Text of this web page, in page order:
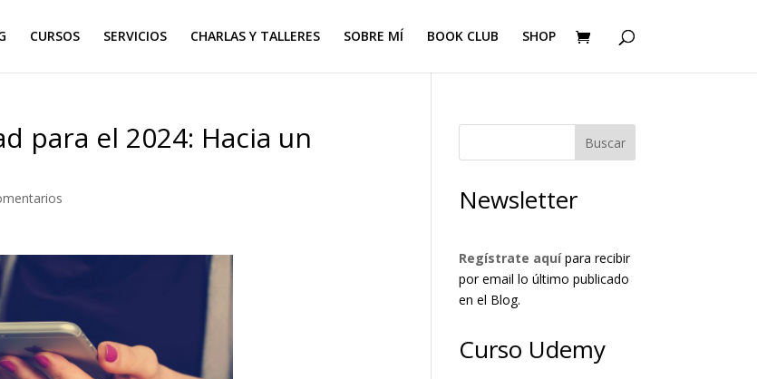
CURSOS SERVICIOS CHARLAS Y TALLERES SOBRE MÍ BOOK CLUB SHOP
para el 2024: Hacia un Buscar
Newsletter
Regístrate aquípara recibir
por email lo último publicado
en el Blog.
Curso Udemy